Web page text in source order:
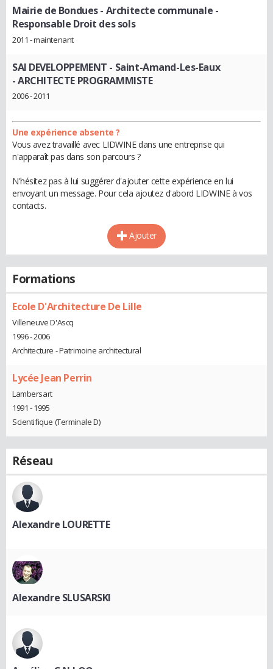
Mairie de Bondues- Architecte communale -
Responsable Droit des sols
2011 - maintenant
SAI DEVELOPPEMENT - Saint-Amand-Les-Eaux
- ARCHITECTE PROGRAMMISTE
2006 - 2011
Une expérience absente ?
Vous avez travaillé avec LIDWINE dans une entreprise qui
n'apparaît pas dans son parcours ?
N'hésitez pas à lui suggérer d'ajouter cette expérience en lui
envoyant un message. Pour cela ajoutez d'abord LIDWINE à vos
contacts.
Ajouter
Formations
Ecole D'Architecture De Lille
Villeneuve D'Ascq
1996 - 2006
Architecture - Patrimoine architectural
Lycée Jean Perrin
Lambersart
1991 - 1995
Scientifique (Terminale D)
Réseau
Alexandre LOURETTE
Alexandre SLUSARSKI